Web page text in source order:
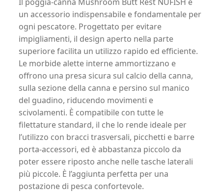
un accessorio indispensabile e fondamentale per
ogni pescatore. Progettato per evitare
impigliamenti, il design aperto nella parte
superiore facilita un utilizzo rapido ed efficiente.
Le morbide alette interne ammortizzano e
offrono una presa sicura sul calcio della canna,
sulla sezione della canna e persino sul manico
del guadino, riducendo movimenti e
scivolamenti. È compatibile con tutte le
filettature standard, il che lo rende ideale per
l’utilizzo con bracci trasversali, picchetti e barre
porta-accessori, ed è abbastanza piccolo da
poter essere riposto anche nelle tasche laterali
più piccole. È l’aggiunta perfetta per una
postazione di pesca confortevole.